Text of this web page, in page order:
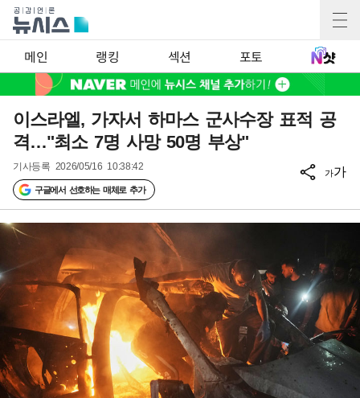
메인 랭킹 섹션 포토
이스라엘, 가자서 하마스 군사수장 표적 공
격…"최소 7명 사망 50명 부상"
기사등록 2026/05/16 10:38:42
구글에서 선호하는 매체로 추가
가가